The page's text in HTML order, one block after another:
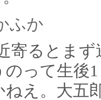
ふか
寄るとま
のって生後
ねえ。大五